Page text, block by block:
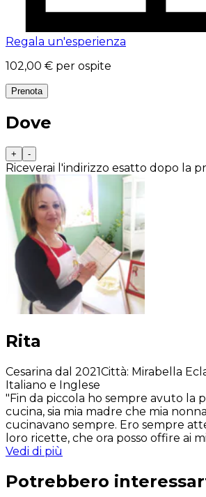
Regala un'esperienza
102,00 € per ospite
Prenota
Dove
+ -
Riceverai l'indirizzo esatto dopo la
Rita
Cesarina dal 2021Città: Mirabella
Italiano e Inglese
"Fin da piccola ho sempre avuto la
cucina, sia mia madre che mia
cucinavano sempre. Ero sempre
loro ricette, che ora posso offire ai
Vedi di più
Potrebbero